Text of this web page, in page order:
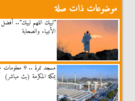
موضوعات ذات صلة
الأنبياء والصحابة
مسجد نمرة
بمكة المكرمة (بث مباشر)